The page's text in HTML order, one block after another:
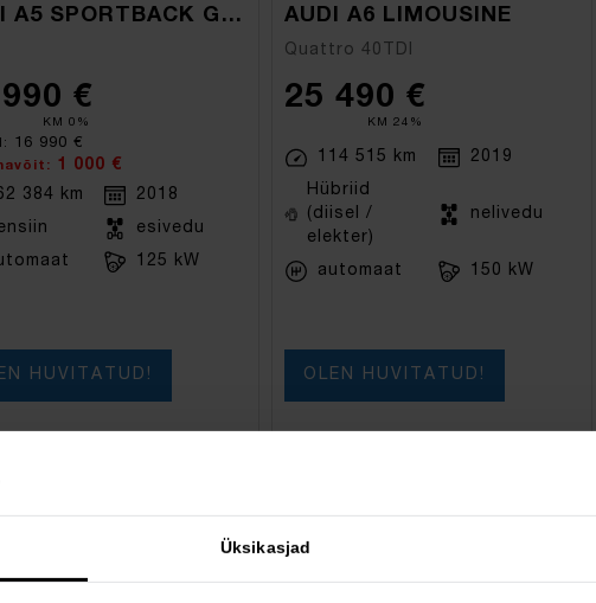
Üksikasjad
AUDI A5 SPORTBACK G-TRON
€
KM 0%
16 990 €
1 000 €
384 km
2018
esivedu
125 kW
HUVITATUD!
AUDI A6 LIMOUSINE
Quattro 40TDI
25 490 €
KM 24%
114 515 km
2019
Hübriid
(diisel /
elekter)
nelivedu
automaat 150 kW
OLEN HUVITATUD!
BRONEERITUD